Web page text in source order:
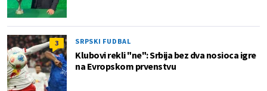
3 SRPSKI FUDBAL
Klubovi rekli "ne": Srbija bez dva nosioca igre
na Evropskom prvenstvu